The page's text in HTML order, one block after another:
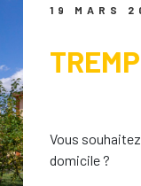
19 MARS
Vous
domicile ?